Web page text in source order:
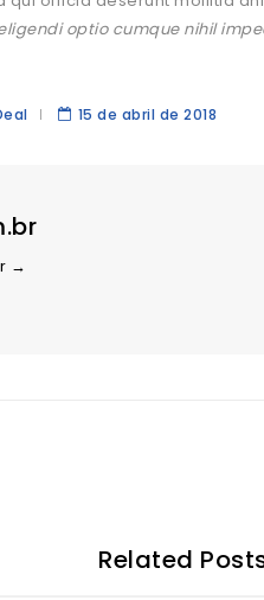
optio cumque nihil
15 de abril de 2018
→
Related